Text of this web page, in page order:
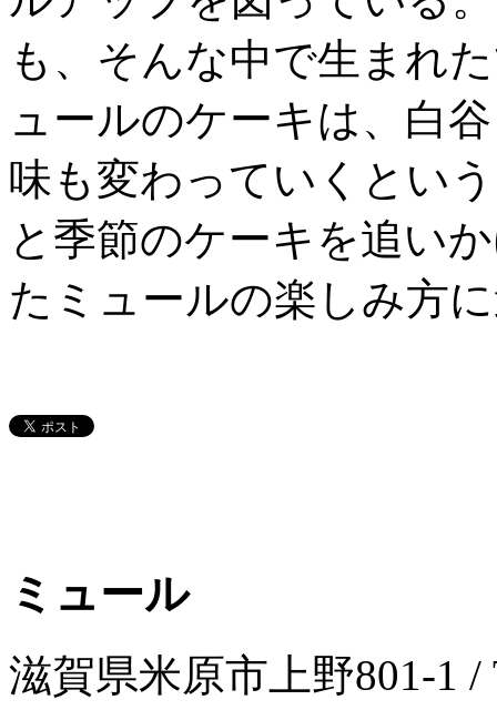
も、そんな中で生まれ
ュールのケーキは、白
味も変わっていくとい
と季節のケーキを追い
たミュールの楽しみ方
ミュール
滋賀県米原市上野801-1 /